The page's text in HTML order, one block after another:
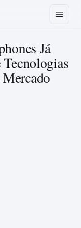
Já